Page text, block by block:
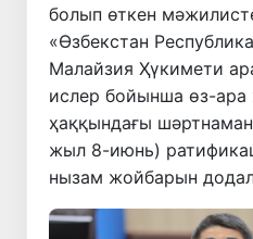
болып өткен
«Өзбекстан
Малайзия Ҳүкимети
ислер бойынша өз-
ҳаққындағы
жыл 8-июнь)
нызам жойбарын